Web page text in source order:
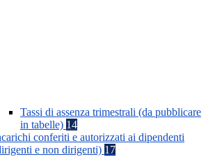
Tassi di assenza trimestrali (da pubblicare
in tabelle) 14
conferiti e autorizzati ai dipendenti
e non dirigenti) 17